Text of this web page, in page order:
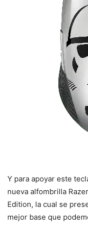
Y para apoyar este
nueva alfombrilla
Edition, la cual se
mejor base que